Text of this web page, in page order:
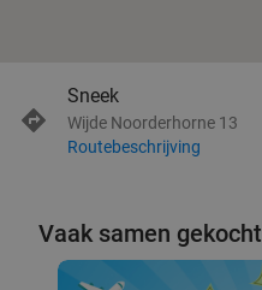
Sneek
Wijde Noorderhorne 13
Routebeschrijving
Vaak samen gekocht